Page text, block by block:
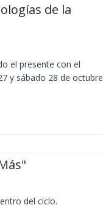
de la
el presente con el
y sábado 28 de octubre
del ciclo.